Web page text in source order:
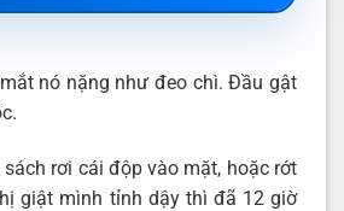
nó nặng như đeo chì. Đầu gật
sách rơi cái độp vào mặt, hoặc rớt
giật mình tỉnh dậy thì đã 12 giờ